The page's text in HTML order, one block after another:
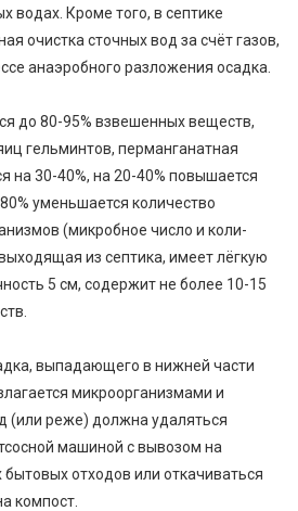
водах. Кроме того, в септике
очистка сточных вод за счёт газов,
анаэробного разложения осадка.
до 80-95% взвешенных веществ,
гельминтов, перманганатная
на 30-40%, на 20-40% повышается
уменьшается количество
(микробное число и коли-
из септика, имеет лёгкую
5 см, содержит не более 10-15
выпадающего в нижней части
микроорганизмами и
(или реже) должна удаляться
машиной с вывозом на
отходов или откачиваться
компост.